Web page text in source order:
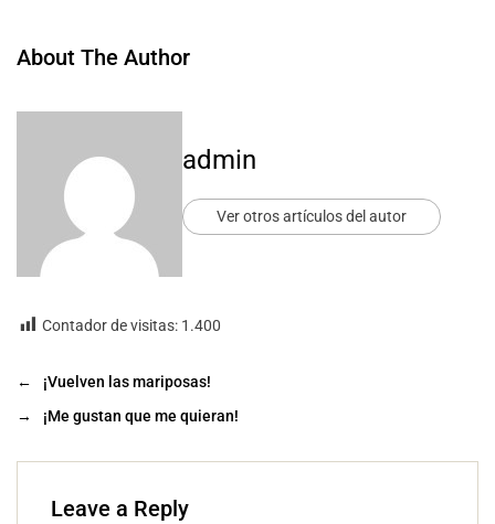
About The Author
admin
Ver otros artículos del autor
Contador de visitas: 1.400
←
¡Vuelven las mariposas!
→
¡Me gustan que me quieran!
Leave a Reply